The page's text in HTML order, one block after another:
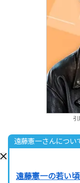
遠藤憲一さんについ
遠藤憲一の若い